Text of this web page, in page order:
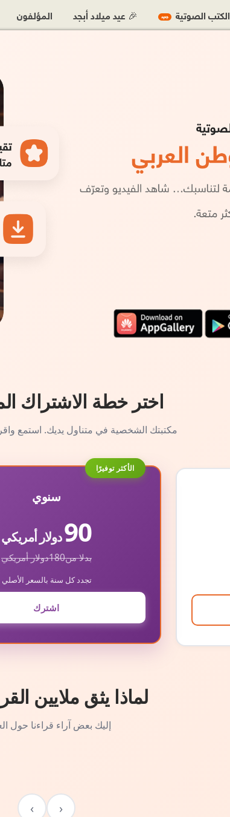
اختر خطة الاشتراك
مكتبتك الشخصية في متناول يديك. استمع
الأكثر توفيرًا
سنوي
90دولار أمريكي
بدلا من180دولار أمريكي
تجدد كل سنة بالسعر الأصلي
اشترك
لماذا يثق ملايين
إليك بعض آراء قراءنا حول
‹
›
الكتب الصوتية جديد 🎉 عيد ميلاد أبجد المؤلفون